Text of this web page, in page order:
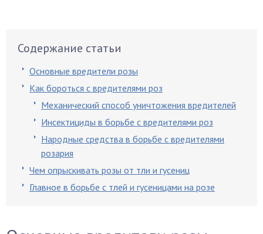
Содержание статьи
Основные вредители розы
Как бороться с вредителями роз
Механический способ уничтожения вредителей
Инсектициды в борьбе с вредителями роз
Народные средства в борьбе с вредителями
розария
Чем опрыскивать розы от тли и гусениц
Главное в борьбе с тлей и гусеницами на розе